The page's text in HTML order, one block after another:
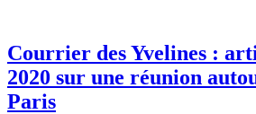
Courrier des Yvelines :
2020 sur une réunion
Paris